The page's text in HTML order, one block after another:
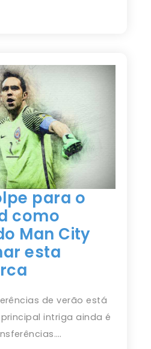
para o
como
Man City
esta
de verão está
intriga ainda é